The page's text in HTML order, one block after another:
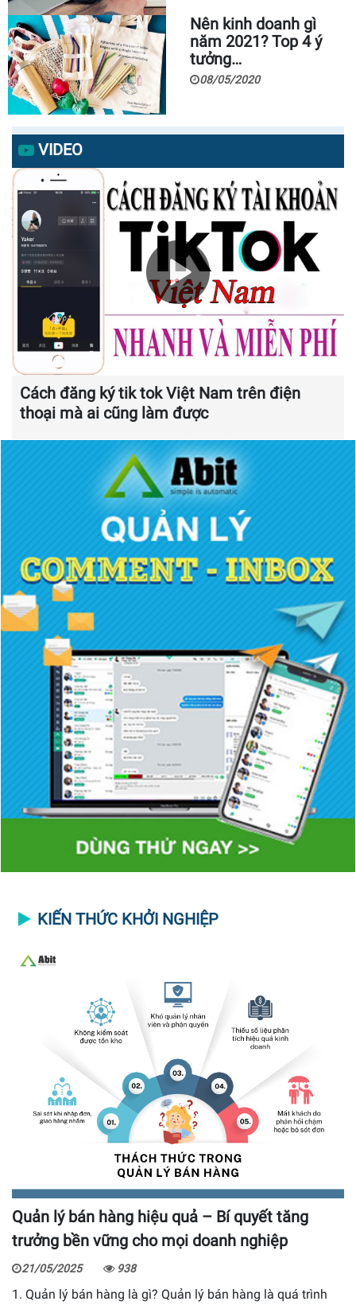
Nên kinh doanh gì
năm 2021? Top 4 ý
tưởng…
08/05/2020
VIDEO
Cách đăng ký tik tok Việt Nam trên điện
thoại mà ai cũng làm được
KIẾN THỨC KHỞI NGHIỆP
Quản lý bán hàng hiệu quả – Bí quyết tăng
trưởng bền vững cho mọi doanh nghiệp
21/05/2025 938
1. Quản lý bán hàng là gì? Quản lý bán hàng là quá trình